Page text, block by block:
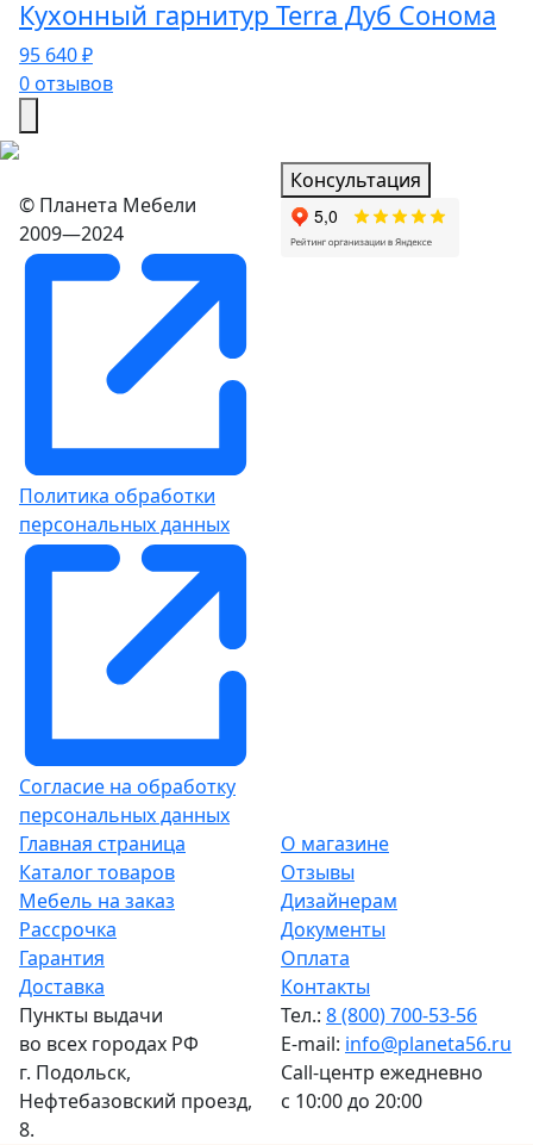
Кухонный гарнитур Terra Дуб Сонома
95 640 ₽
0 отзывов
© Планета Мебели
2009—2024
Политика обработки
персональных данных
Согласие на обработку
персональных данных
Главная страница
Каталог товаров
Мебель на заказ
Рассрочка
Гарантия
О магазине
Отзывы
Дизайнерам
Документы
Оплата
Доставка
Пункты выдачи
во всех городах РФ
г. Подольск,
Нефтебазовский проезд,
8.
Контакты
Тел.: 8 (800) 700-53-56
E-mail: info@planeta56.ru
Call-центр ежедневно
с 10:00 до 20:00
Консультация